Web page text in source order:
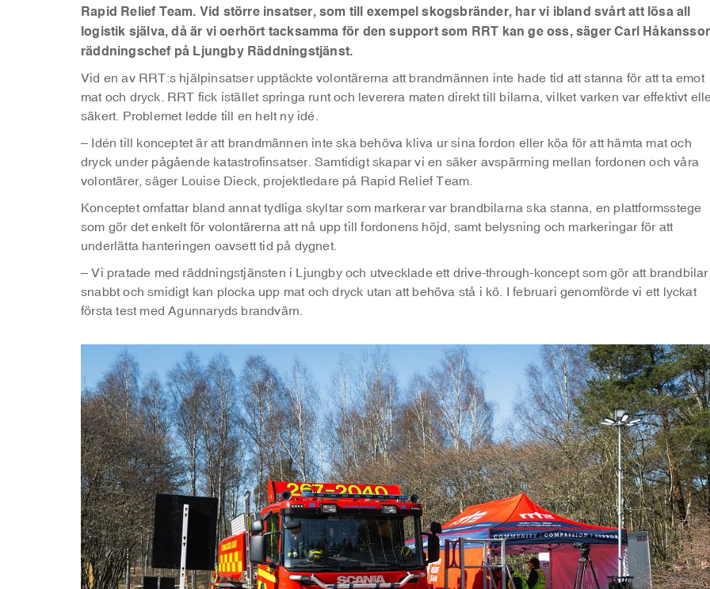
Rapid Relief Team. Vid större insatser, som till exempel skogsbränder, har vi ibland svårt att lösa all
logistik själva, då är vi oerhört tacksamma för den support som RRT kan ge oss, säger Carl
räddningschef på Ljungby Räddningstjänst.
Vid en av RRT:s hjälpinsatser upptäckte volontärerna att brandmännen inte hade tid att stanna för att ta emot
mat och dryck. RRT fick istället springa runt och leverera maten direkt till bilarna, vilket varken var effektivt
säkert. Problemet ledde till en helt ny idé.
– Idén till konceptet är att brandmännen inte ska behöva kliva ur sina fordon eller köa för att hämta mat och
dryck under pågående katastrofinsatser. Samtidigt skapar vi en säker avspärrning mellan fordonen och våra
volontärer, säger Louise Dieck, projektledare på Rapid Relief Team.
Konceptet omfattar bland annat tydliga skyltar som markerar var brandbilarna ska stanna, en plattformsstege
som gör det enkelt för volontärerna att nå upp till fordonens höjd, samt belysning och markeringar för att
underlätta hanteringen oavsett tid på dygnet.
– Vi pratade med räddningstjänsten i Ljungby och utvecklade ett drive-through-koncept som gör att brandbilar
snabbt och smidigt kan plocka upp mat och dryck utan att behöva stå i kö. I februari genomförde vi ett lyckat
första test med Agunnaryds brandvärn.